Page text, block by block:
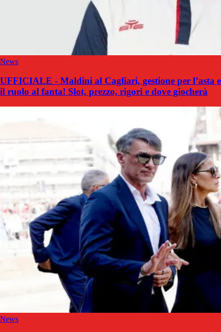
News
UFFICIALE - Maldini al Cagliari, gestione per l’asta e
il ruolo al fanta! Slot, prezzo, rigori e dove giocherà
News